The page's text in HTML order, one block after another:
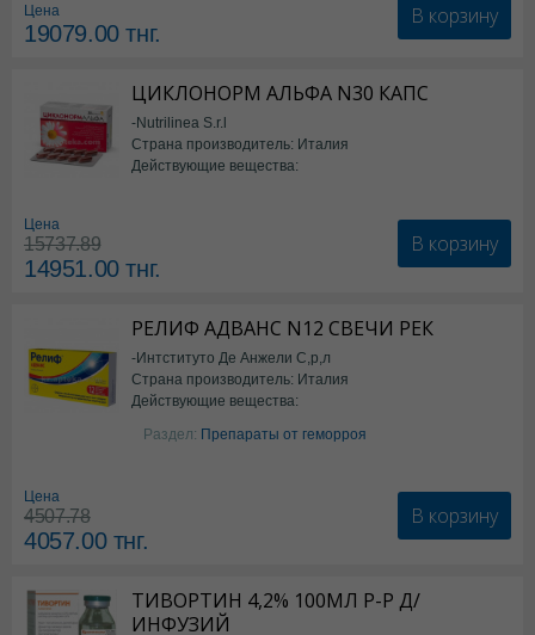
Цена
19079.00тнг.
В корзину
ЦИКЛОНОРМ АЛЬФА N30 КАПС
-Nutrilinea S.r.l
Страна производитель: Италия
Действующие вещества:
Цена
15737.89
14951.00тнг.
В корзину
РЕЛИФ АДВАНС N12 СВЕЧИ РЕК
-Интституто Де Анжели С,р,л
Страна производитель: Италия
Действующие вещества:
Бензокаин
Раздел: Препараты от геморроя
Цена
4507.78
4057.00тнг.
В корзину
ТИВОРТИН 4,2% 100МЛ Р-Р Д/
ИНФУЗИЙ